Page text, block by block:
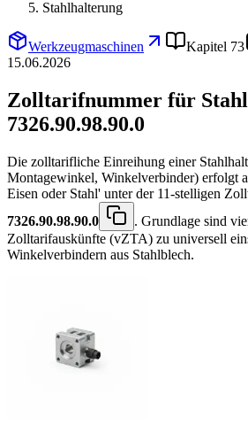
Stahlhalterung
Werkzeugmaschinen Kapitel 73
15.06.2026
Zolltarifnummer für
7326.90.98.90.0
Die zolltarifliche Einreihung einer
Montagewinkel, Winkelverbinder) erfolgt
Eisen oder Stahl' unter der 11-stelligen
7326.90.98.90.0
. Grundlage sind
Zolltarifauskünfte (vZTA) zu universell
Winkelverbindern aus Stahlblech.